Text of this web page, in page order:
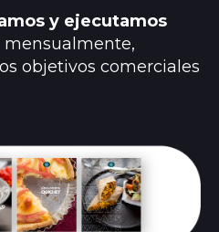
y ejecutamos
mensualmente,
objetivos comerciales